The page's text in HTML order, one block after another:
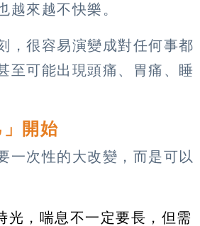
來越不快樂。
，很容易演變成對任何事都
至可能出現頭痛、胃痛、睡
」開始
一次性的大改變，而是可以
光，喘息不一定要長，但需